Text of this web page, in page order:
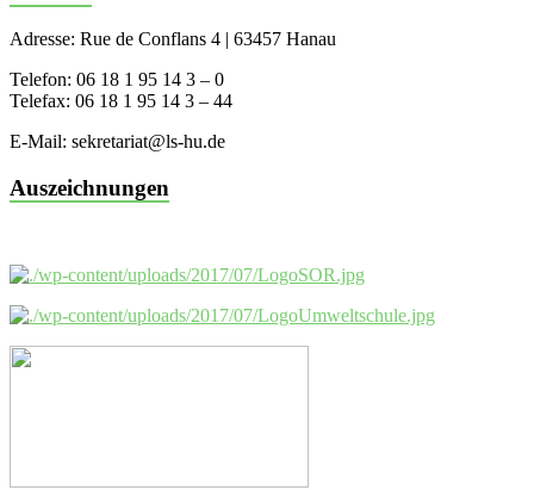
Adresse: Rue de Conflans 4 | 63457 Hanau
Telefon: 06 18 1 95 14 3 – 0
Telefax: 06 18 1 95 14 3 – 44
E-Mail: sekretariat@ls-hu.de
Auszeichnungen